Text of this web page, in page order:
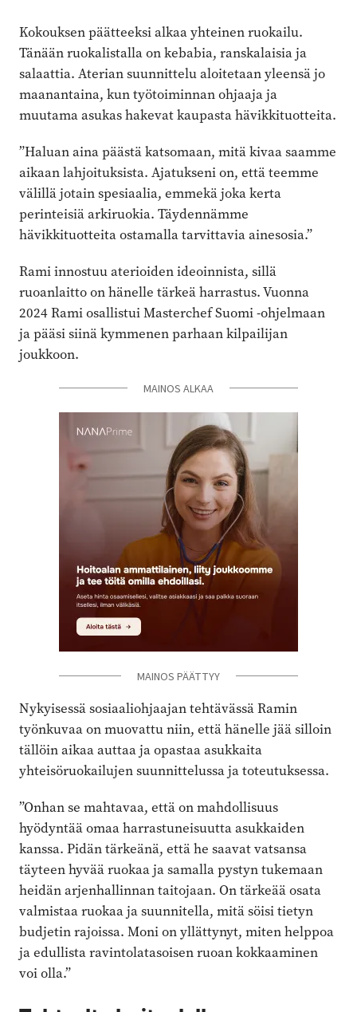
Kokouksen päätteeksi alkaa yhteinen ruokailu.
Tänään ruokalistalla on kebabia, ranskalaisia ja
salaattia. Aterian suunnittelu aloitetaan yleensä jo
maanantaina, kun työtoiminnan ohjaaja ja
muutama asukas hakevat kaupasta hävikkituotteita.
”Haluan aina päästä katsomaan, mitä kivaa saamme
aikaan lahjoituksista. Ajatukseni on, että teemme
välillä jotain spesiaalia, emmekä joka kerta
perinteisiä arkiruokia. Täydennämme
hävikkituotteita ostamalla tarvittavia ainesosia.”
Rami innostuu aterioiden ideoinnista, sillä
ruoanlaitto on hänelle tärkeä harrastus. Vuonna
2024 Rami osallistui Masterchef Suomi -ohjelmaan
ja pääsi siinä kymmenen parhaan kilpailijan
joukkoon.
MAINOS ALKAA
MAINOS ALKAA
MAINOS PÄÄTTYY
MAINOS PÄÄTTYY
Nykyisessä sosiaaliohjaajan tehtävässä Ramin
työnkuvaa on muovattu niin, että hänelle jää silloin
tällöin aikaa auttaa ja opastaa asukkaita
yhteisöruokailujen suunnittelussa ja toteutuksessa.
”Onhan se mahtavaa, että on mahdollisuus
hyödyntää omaa harrastuneisuutta asukkaiden
kanssa. Pidän tärkeänä, että he saavat vatsansa
täyteen hyvää ruokaa ja samalla pystyn tukemaan
heidän arjenhallinnan taitojaan. On tärkeää osata
valmistaa ruokaa ja suunnitella, mitä söisi tietyn
budjetin rajoissa. Moni on yllättynyt, miten helppoa
ja edullista ravintolatasoisen ruoan kokkaaminen
voi olla.”